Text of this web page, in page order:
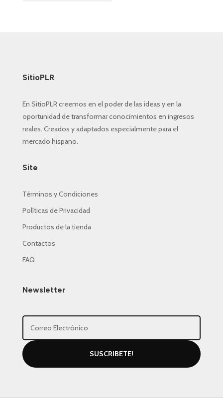
SitioPLR
En SitioPLR creemos en el poder de las ideas y en la
oportunidad de transformar conocimientos en ingresos
reales. Creados y adaptados especialmente para el
mercado hispano.
Site
Términos y Condiciones
Políticas de Privacidad
Productos de la tienda
Contactos
FAQ
Newsletter
SUSCRIBETE!